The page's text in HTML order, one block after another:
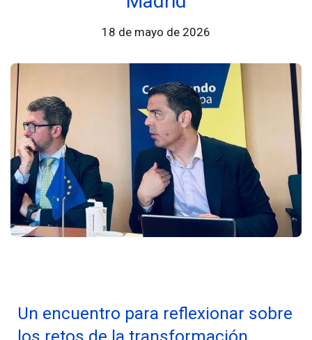
18 de mayo de 2026
Un encuentro para reflexionar sobre